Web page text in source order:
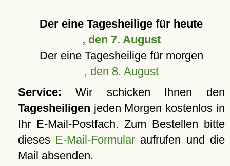
Der eine Tagesheilige für heute
, den 7. August
Der eine Tagesheilige für morgen
, den 8. August
Service: Wir schicken Ihnen den
Tagesheiligen jeden Morgen kostenlos in
Ihr E-Mail-Postfach. Zum Bestellen bitte
dieses E-Mail-Formular aufrufen und die
Mail absenden.